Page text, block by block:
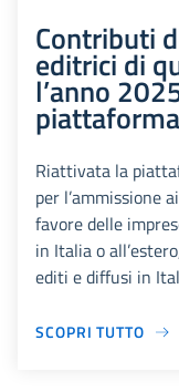
Contributi
editrici di
l’anno
piattaforma
Riattivata la
per l’ammissione
favore delle
in Italia o
editi e diffusi in
SCOPRI TUTTO